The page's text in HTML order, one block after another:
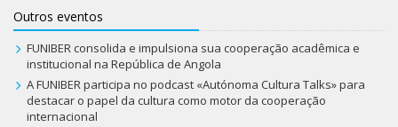
Outros eventos
FUNIBER consolida e impulsiona sua cooperação acadêmica e
institucional na República de Angola
A FUNIBER participa no podcast «Autónoma Cultura Talks» para
destacar o papel da cultura como motor da cooperação
internacional